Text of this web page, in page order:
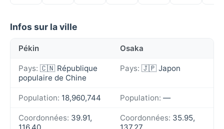
Infos sur la ville
Pékin Osaka
Pays: 🇨🇳 République
populaire de Chine
Pays: 🇯🇵 Japon
Population: 18,960,744 Population: —
Coordonnées: 39.91,
Coordonnées: 35.95,